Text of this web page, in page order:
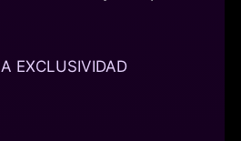
EXCLUSIVIDAD